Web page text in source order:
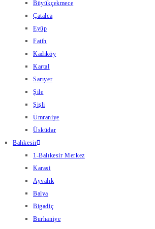
Büyükçekmece
Çatalca
Eyüp
Fatih
Kadıköy
Kartal
Sarıyer
Şile
Şişli
Ümraniye
Üsküdar
Balıkesir
1-Balıkesir Merkez
Karasi
Ayvalık
Balya
Bigadiç
Burhaniye